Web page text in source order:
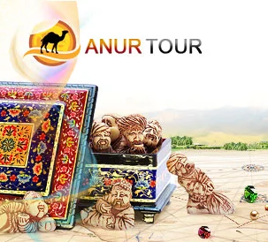
Central Asian Tour Operator